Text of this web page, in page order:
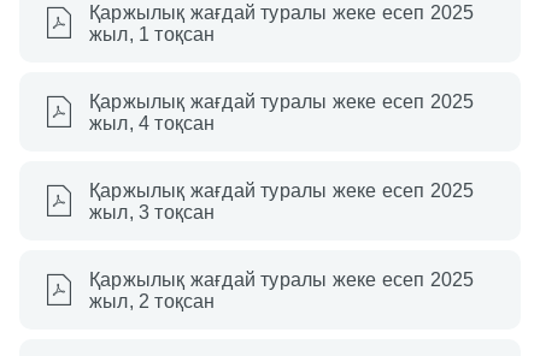
Қаржылық жағдай туралы жеке есеп 2025
жыл, 1 тоқсан
Қаржылық жағдай туралы жеке есеп 2025
жыл, 4 тоқсан
Қаржылық жағдай туралы жеке есеп 2025
жыл, 3 тоқсан
Қаржылық жағдай туралы жеке есеп 2025
жыл, 2 тоқсан